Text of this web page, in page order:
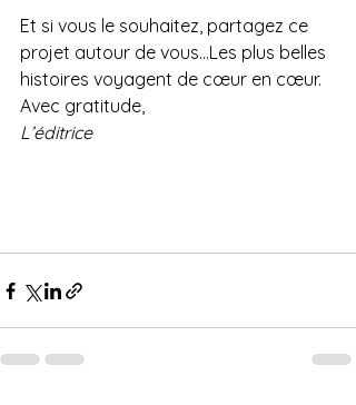
Et si vous le souhaitez, partagez ce
projet autour de vous…Les plus belles
histoires voyagent de cœur en cœur.
Avec gratitude,
L’éditrice